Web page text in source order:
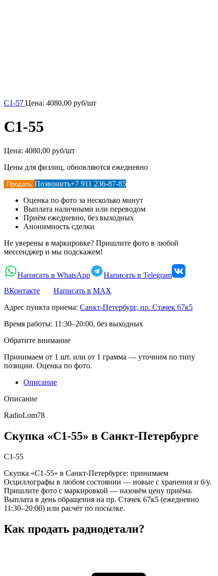
С1-57 Цена: 4080,00 руб/шт
С1-55
Цена: 4080,00 руб/шт
Цены для физлиц, обновляются ежедневно
Продать Позвонить+7 911 236-87-85
Оценка по фото за несколько минут
Выплата наличными или переводом
Приём ежедневно, без выходных
Анонимность сделки
Не уверены в маркировке? Пришлите фото в любой
мессенджер и мы подскажем!
Написать в WhatsApp
Написать в Telegram
ВКонтакте
Написать в MAX
Адрес пункта приема: Санкт-Петербург, пр. Стачек 67к5
Время работы: 11:30–20:00, без выходных
Обратите внимание
Принимаем от 1 шт. или от 1 грамма — уточним по типу
позиции. Оценка по фото.
Описание
Описание
RadioLom78
Скупка «С1-55» в Санкт-Петербурге
С1-55
Скупка «С1-55» в Санкт-Петербурге: принимаем
Осциллографы в любом состоянии — новые с хранения и б/у.
Пришлите фото с маркировкой — назовём цену приёма.
Выплата в день обращения на пр. Стачек 67к5 (ежедневно
11:30–20:00) или расчёт по посылке.
Как продать радиодетали?